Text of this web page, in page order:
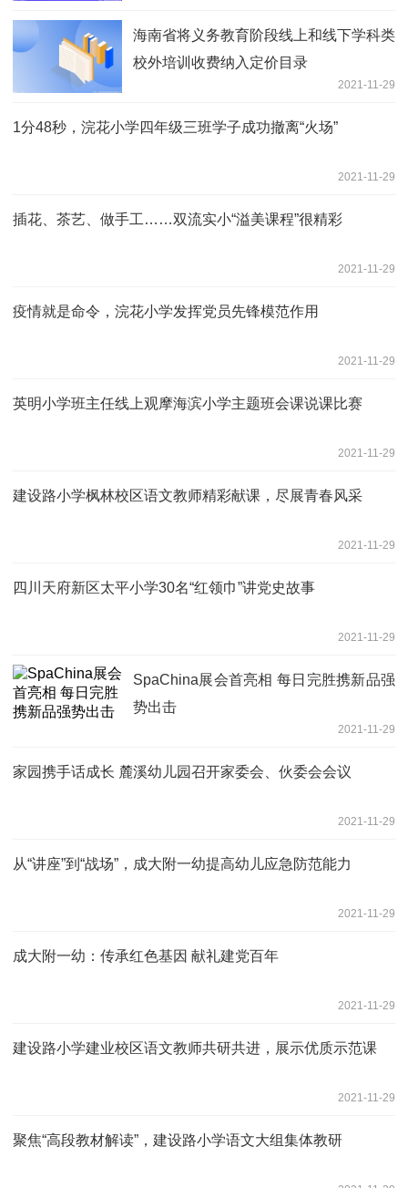
海南省将义务教育阶段线上和线下学科类
校外培训收费纳入定价目录
2021-11-29
1分48秒，浣花小学四年级三班学子成功撤离“火场”
2021-11-29
插花、茶艺、做手工……双流实小“溢美课程”很精彩
2021-11-29
疫情就是命令，浣花小学发挥党员先锋模范作用
2021-11-29
英明小学班主任线上观摩海滨小学主题班会课说课比赛
2021-11-29
建设路小学枫林校区语文教师精彩献课，尽展青春风采
2021-11-29
四川天府新区太平小学30名“红领巾”讲党史故事
2021-11-29
SpaChina展会首亮相 每日完胜携新品强
势出击
2021-11-29
家园携手话成长 麓溪幼儿园召开家委会、伙委会会议
2021-11-29
从“讲座”到“战场”，成大附一幼提高幼儿应急防范能力
2021-11-29
成大附一幼：传承红色基因 献礼建党百年
2021-11-29
建设路小学建业校区语文教师共研共进，展示优质示范课
2021-11-29
聚焦“高段教材解读”，建设路小学语文大组集体教研